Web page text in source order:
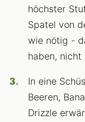
höchster
Spatel von
wie nötig -
haben, nicht
In eine
Beeren,
Drizzle